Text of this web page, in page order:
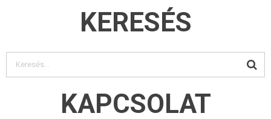
KERESÉS
KAPCSOLAT